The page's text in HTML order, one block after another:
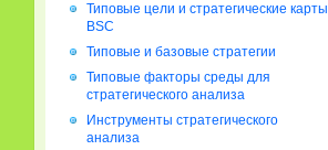
Типовые цели и стратегические карты
BSC
Типовые и базовые стратегии
Типовые факторы среды для
стратегического анализа
Инструменты стратегического
анализа